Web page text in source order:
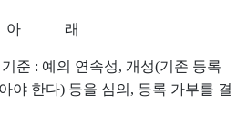
아 래
준 : 예의 연속성, 개성(기존 등록
야 한다) 등을 심의, 등록 가부를 결